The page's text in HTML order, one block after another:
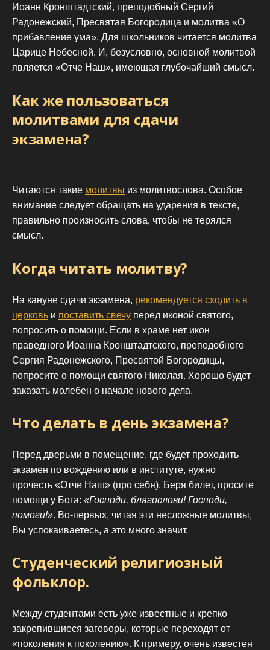
Иоанн Кронштадтский, преподобный Сергий
Радонежский, Пресвятая Богородица и молитва «О
прибавление ума». Для школьников читается молитва
Царице Небесной. И, безусловно, основной молитвой
является «Отче Наш», имеющая глубочайший смысл.
Как же пользоваться
молитвами для сдачи
экзамена?
Читаются такие молитвы из молитвослова. Особое
внимание следует обращать на ударения в тексте,
правильно произносить слова, чтобы не терялся
смысл.
Когда читать молитву?
На кануне сдачи экзамена, рекомендуется сходить в
церковь и поставить свечу перед иконой святого,
попросить о помощи. Если в храме нет икон
праведного Иоанна Кронштадтского, преподобного
Сергия Радонежского, Пресвятой Богородицы,
попросите о помощи святого Николая. Хорошо будет
заказать молебен о начале нового дела.
Что делать в день экзамена?
Перед дверьми в помещение, где будет проходить
экзамен по вождению или в институте, нужно
прочесть «Отче Наш» (про себя). Беря билет, просите
помощи у Бога: «Господи, благослови! Господи,
помоги!». Во-первых, читая эти несложные молитвы,
Вы успокаиваетесь, а это много значит.
Студенческий религиозный
фольклор.
Между студентами есть уже известные и крепко
закрепившиеся заговоры, которые переходят от
«поколения к поколению». К примеру, очень известен